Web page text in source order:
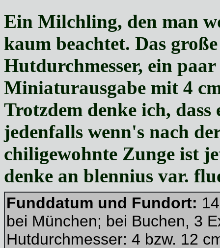
Ein Milchling, den man
kaum beachtet. Das
Hutdurchmesser, ein
Miniaturausgabe mit 4
Trotzdem denke ich,
jedenfalls wenn's nach
chiligewohnte Zunge ist
denke an blennius var.
Funddatum und Fundort:
bei München; bei Buchen, 3
Hutdurchmesser: 4 bzw. 12